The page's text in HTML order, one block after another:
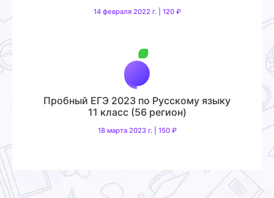
14 февраля 2022 г. | 120 ₽
Пробный ЕГЭ 2023 по Русскому языку
11 класс (56 регион)
18 марта 2023 г. | 150 ₽